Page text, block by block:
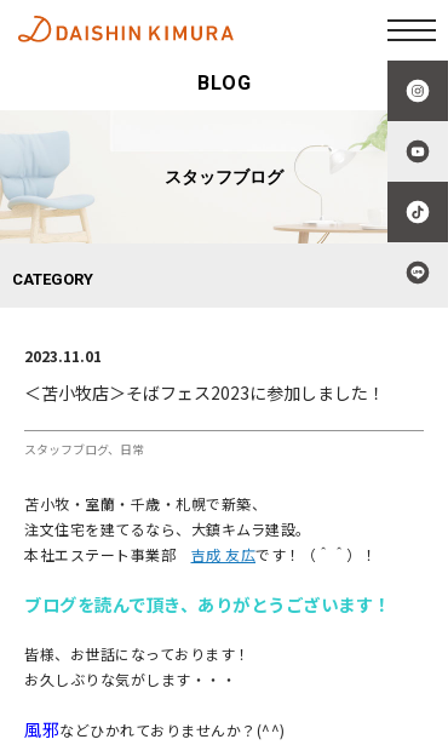
BLOG
スタッフブログ
CATEGORY
2023.11.01
＜苫小牧店＞そばフェス2023に参加しました！
スタッフブログ 日常
苫小牧・室蘭・千歳・札幌で新築、
注文住宅を建てるなら、大鎮キムラ建設。
本社エステート事業部 吉成 友広です！（＾＾）！
ブログを読んで頂き、ありがとうございます！
皆様、お世話になっております！
お久しぶりな気がします・・・
風邪などひかれておりませんか？(^^)